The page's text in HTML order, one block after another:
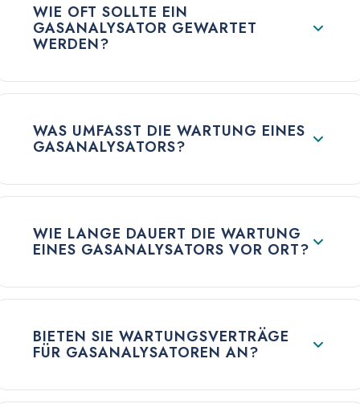
WIE OFT SOLLTE EIN
GASANALYSATOR GEWARTET
WERDEN?
WAS UMFASST DIE WARTUNG EINES
GASANALYSATORS?
WIE LANGE DAUERT DIE WARTUNG
EINES GASANALYSATORS VOR ORT?
BIETEN SIE WARTUNGSVERTRÄGE
FÜR GASANALYSATOREN AN?